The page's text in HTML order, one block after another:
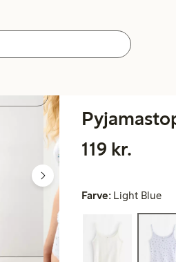
119 kr.
Farve: Light Blue